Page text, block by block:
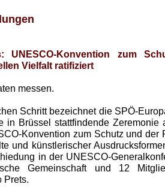
UNESCO-Konvention zum
Vielfalt ratifiziert
messen.
Schritt bezeichnet die SPÖ-
in Brüssel stattfindende Zeremonie
Konvention zum Schutz und der
und künstlerischer
in der UNESCO-
Gemeinschaft und 12
Prets.